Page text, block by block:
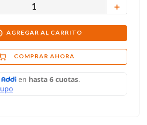
＋
AGREGAR AL CARRITO
COMPRAR AHORA